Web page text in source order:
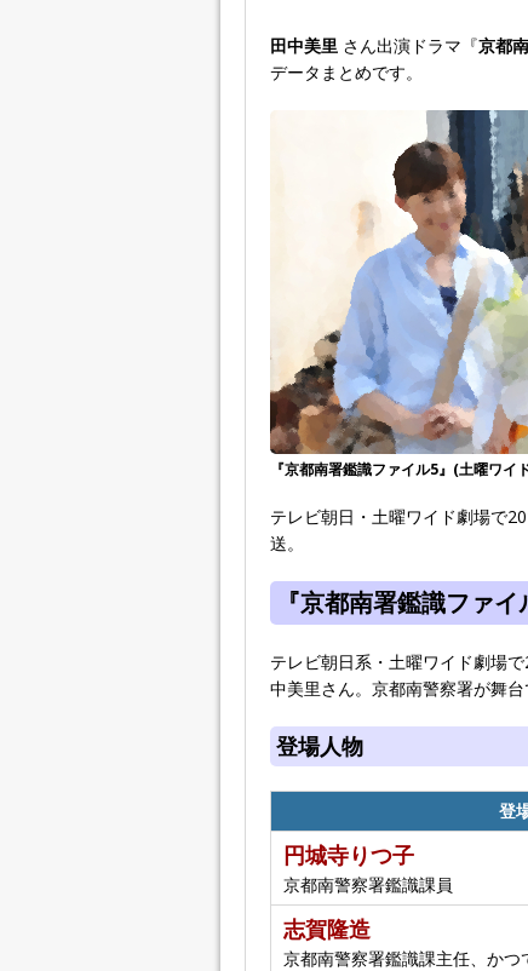
田中美里 さん出演ドラマ『京都
データまとめです。
『京都南署鑑識ファイル5』(土曜ワイ
テレビ朝日・土曜ワイド劇場で
送。
『京都南署鑑識ファ
テレビ朝日系・土曜ワイド劇場
中美里さん。京都南警察署が舞
登場人物
登
円城寺りつ子
京都南警察署鑑識課員
志賀隆造
京都南警察署鑑識課主任、か